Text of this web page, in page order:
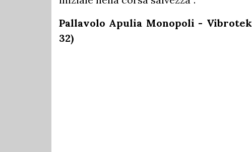
Pallavolo Apulia Monopoli - Vibrotek
32)